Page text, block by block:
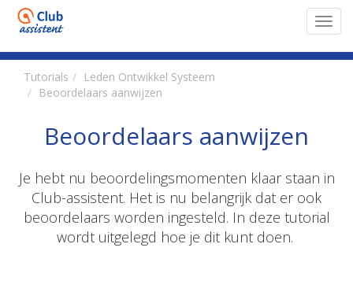
Tutorials
Leden Ontwikkel Systeem
Beoordelaars aanwijzen
Beoordelaars aanwijzen
Je hebt nu beoordelingsmomenten klaar staan in
Club-assistent. Het is nu belangrijk dat er ook
beoordelaars worden ingesteld. In deze tutorial
wordt uitgelegd hoe je dit kunt doen.